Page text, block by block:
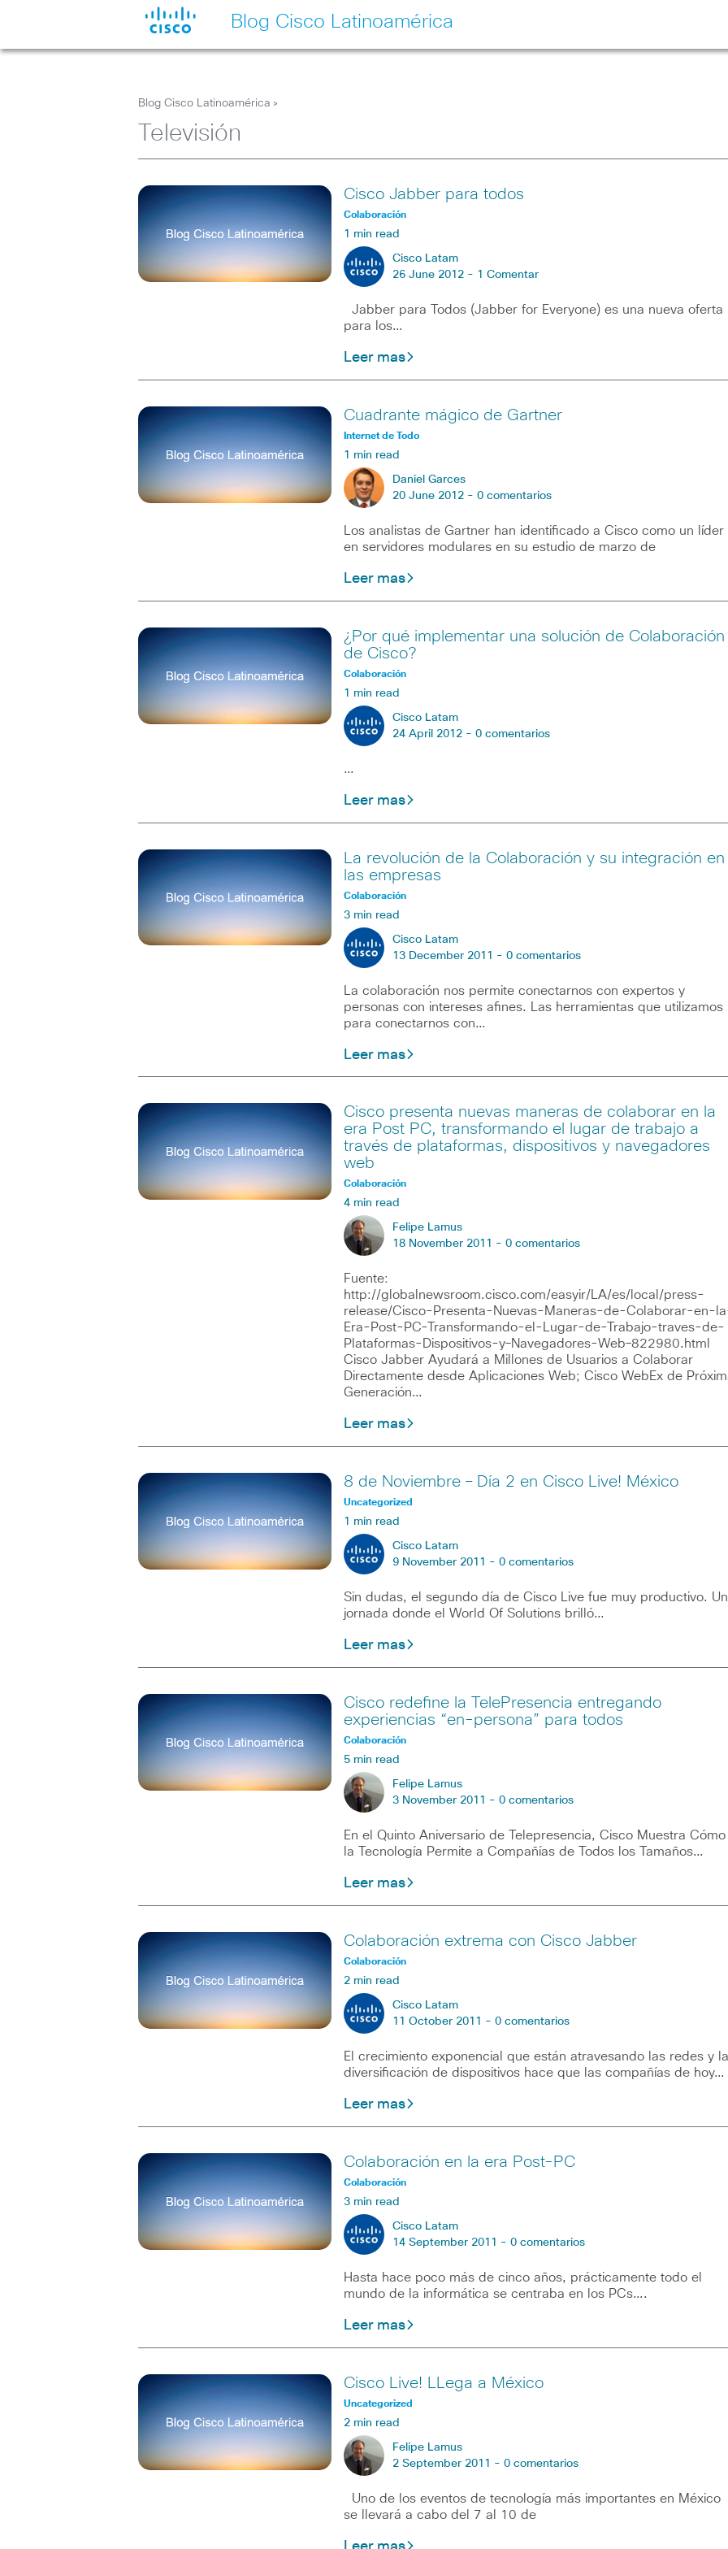
Blog Cisco Latinoamérica
Blog Cisco Latinoamérica >
Televisión
Cisco Jabber para todos
Colaboración
1 min read
Cisco Latam
26 June 2012 - 1 Comentar
Jabber para Todos (Jabber for Everyone) es una nueva oferta
para los…
Leer mas
Cuadrante mágico de Gartner
Internet de Todo
1 min read
Daniel Garces
20 June 2012 - 0 comentarios
Los analistas de Gartner han identificado a Cisco como un líder
en servidores modulares en su estudio de marzo de
Leer mas
¿Por qué implementar una solución de Colaboración
de Cisco?
Colaboración
1 min read
Cisco Latam
24 April 2012 - 0 comentarios
…
Leer mas
La revolución de la Colaboración y su integración en
las empresas
Colaboración
3 min read
Cisco Latam
13 December 2011 - 0 comentarios
La colaboración nos permite conectarnos con expertos y
personas con intereses afines. Las herramientas que utilizamos
para conectarnos con…
Leer mas
Cisco presenta nuevas maneras de colaborar en la
era Post PC, transformando el lugar de trabajo a
través de plataformas, dispositivos y navegadores
web
Colaboración
4 min read
Felipe Lamus
18 November 2011 - 0 comentarios
Fuente:
http://globalnewsroom.cisco.com/easyir/LA/es/local/press-
release/Cisco-Presenta-Nuevas-Maneras-de-Colaborar-en-
Era-Post-PC-Transformando-el-Lugar-de-Trabajo-traves-de-
Plataformas-Dispositivos-y–Navegadores-Web–822980.html
Cisco Jabber Ayudará a Millones de Usuarios a Colaborar
Directamente desde Aplicaciones Web; Cisco WebEx de
Generación…
Leer mas
8 de Noviembre – Día 2 en Cisco Live! México
Uncategorized
1 min read
Cisco Latam
9 November 2011 - 0 comentarios
Sin dudas, el segundo día de Cisco Live fue muy productivo.
jornada donde el World Of Solutions brilló…
Leer mas
Cisco redefine la TelePresencia entregando
experiencias “en-persona” para todos
Colaboración
5 min read
Felipe Lamus
3 November 2011 - 0 comentarios
En el Quinto Aniversario de Telepresencia, Cisco Muestra Cómo
la Tecnología Permite a Compañías de Todos los Tamaños…
Leer mas
Colaboración extrema con Cisco Jabber
Colaboración
2 min read
Cisco Latam
11 October 2011 - 0 comentarios
El crecimiento exponencial que están atravesando las redes y la
diversificación de dispositivos hace que las compañías de hoy…
Leer mas
Colaboración en la era Post-PC
Colaboración
3 min read
Cisco Latam
14 September 2011 - 0 comentarios
Hasta hace poco más de cinco años, prácticamente todo el
mundo de la informática se centraba en los PCs….
Leer mas
Cisco Live! LLega a México
Uncategorized
2 min read
Felipe Lamus
2 September 2011 - 0 comentarios
Uno de los eventos de tecnología más importantes en México
se llevará a cabo del 7 al 10 de